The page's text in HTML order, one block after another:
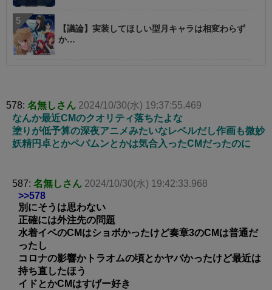
【議論】実装してほしい型月キャラは相変わらず
か…
578: 名無しさん 2024/10/30(水) 19:37:55.469
なんか最近CMのクオリティ落ちたよな
塗りが低予算の深夜アニメみたいなレベルだし作画も微妙
妖精円卓とかペパムンとかは気合入ったCMだったのに
587: 名無しさん 2024/10/30(水) 19:42:33.968
>>578
別にそうは思わない
正確には外注先の問題
水着イベのCMはショボかったけど奏章3のCMは普通だ
ったし
コロナの影響かトラオムの頃とかヤバかったけど最近は
持ち直したほう
イドとかCMはすげー好き